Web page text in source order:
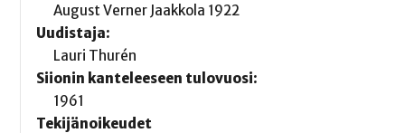
August Verner Jaakkola 1922
Uudistaja:
Lauri Thurén
Siionin kanteleeseen tulovuosi:
1961
Tekijänoikeudet